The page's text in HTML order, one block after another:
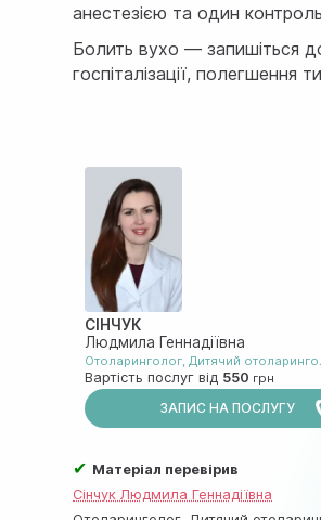
анестезією та один
Болить вухо — запишіться
госпіталізації,
СІНЧУК
Людмила Геннадіївна
Отоларинголог,Дитячий
Вартість послуг від 550
ЗАПИС НА ПОСЛУГУ
✔ Матеріал перевірив
Сінчук Людмила Геннадіївна